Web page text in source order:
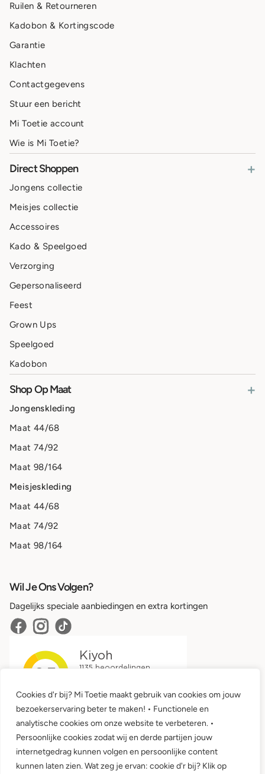
Cookies d'r bij? Mi Toetie maakt gebruik van cookies om jouw
bezoekerservaring beter te maken! • Functionele en
analytische cookies om onze website te verbeteren. •
Persoonlijke cookies zodat wij en derde partijen jouw
internetgedrag kunnen volgen en persoonlijke content
kunnen laten zien. Wat zeg je ervan: cookie d'r bij? Klik op
Ruilen & Retourneren
Kadobon & Kortingscode
Garantie
Klachten
Contactgegevens
Stuur een bericht
Mi Toetie account
Wie is Mi Toetie?
Direct Shoppen +
Jongens collectie
Meisjes collectie
Accessoires
Kado & Speelgoed
Verzorging
Gepersonaliseerd
Feest
Grown Ups
Speelgoed
Kadobon
Shop Op Maat +
Jongenskleding
Maat 44/68
Maat 74/92
Maat 98/164
Meisjeskleding
Maat 44/68
Maat 74/92
Maat 98/164
Wil Je Ons Volgen?
Dagelijks speciale aanbiedingen en extra kortingen